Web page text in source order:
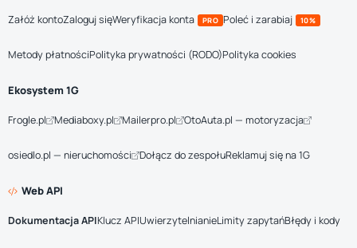
Załóż kontoZaloguj sięWeryfikacja konta PRO Poleć i zarabiaj 10%
Metody płatnościPolityka prywatności (RODO)Polityka cookies
Ekosystem 1G
Frogle.pl Mediaboxy.pl Mailerpro.pl OtoAuta.pl — motoryzacja
osiedlo.pl — nieruchomości Dołącz do zespołuReklamuj się na 1G
Web API
Dokumentacja APIKlucz APIUwierzytelnianieLimity zapytańBłędy i kody